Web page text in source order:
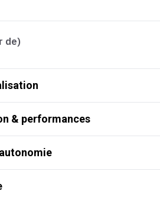
de)
& performances